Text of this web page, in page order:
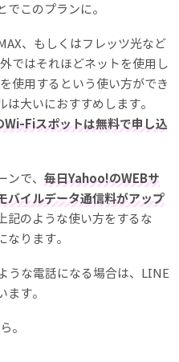
このプランに。
、もしくはフレッツ光など
ではそれほどネットを使用し
使用するという使い方ができ
大いにおすすめします。
Fiスポットは無料で申し込
で、 毎日Yahoo!のWEBサ
バイルデータ通信料がアップ
記のような使い方をするな
ります。
うな電話になる場合は、LINE
す。
。